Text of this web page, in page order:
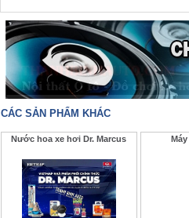
CÁC SẢN PHẨM KHÁC
Nước hoa xe hơi Dr. Marcus